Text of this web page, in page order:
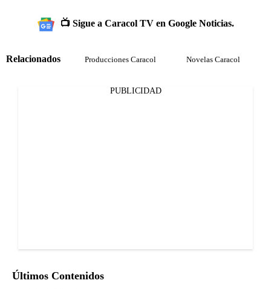
📺 Sigue a Caracol TV en Google Noticias.
Relacionados Producciones Caracol Novelas Caracol
PUBLICIDAD
Últimos Contenidos